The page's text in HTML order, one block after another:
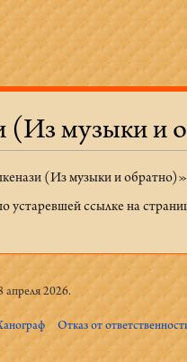
(Из музыки и
(Из музыки и обратно)»
устаревшей ссылке на
апреля 2026.
Отказ от